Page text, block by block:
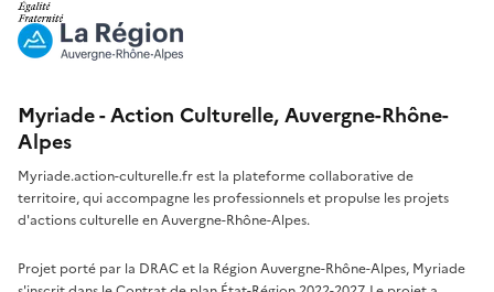
Myriade - Action Culturelle, Auvergne-Rhône-
Alpes
Myriade.action-culturelle.fr est la plateforme collaborative de
territoire, qui accompagne les professionnels et propulse les projets
d'actions culturelle en Auvergne-Rhône-Alpes.
Projet porté par la DRAC et la Région Auvergne-Rhône-Alpes, Myriade